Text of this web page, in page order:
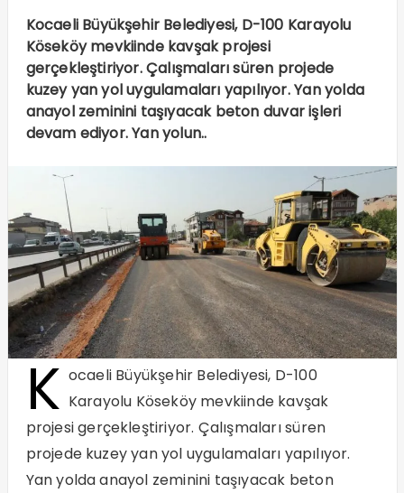
Kocaeli Büyükşehir Belediyesi, D-100 Karayolu
Köseköy mevkiinde kavşak projesi
gerçekleştiriyor. Çalışmaları süren projede
kuzey yan yol uygulamaları yapılıyor. Yan yolda
anayol zeminini taşıyacak beton duvar işleri
devam ediyor. Yan yolun..
K ocaeli Büyükşehir Belediyesi, D-100
Karayolu Köseköy mevkiinde kavşak
projesi gerçekleştiriyor. Çalışmaları süren
projede kuzey yan yol uygulamaları yapılıyor.
Yan yolda anayol zeminini taşıyacak beton